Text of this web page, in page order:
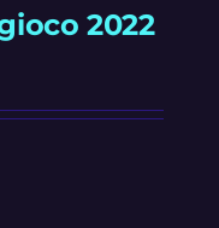
2022